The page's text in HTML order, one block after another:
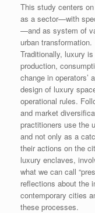
This study centers
as a sector—with
—and as system of
urban transformation.
Traditionally, luxury
production,
change in operators’
design of luxury
operational rules.
and market
practitioners use the
and not only as a
their actions on the
luxury enclaves,
what we can call
reflections about the
contemporary cities
these processes.